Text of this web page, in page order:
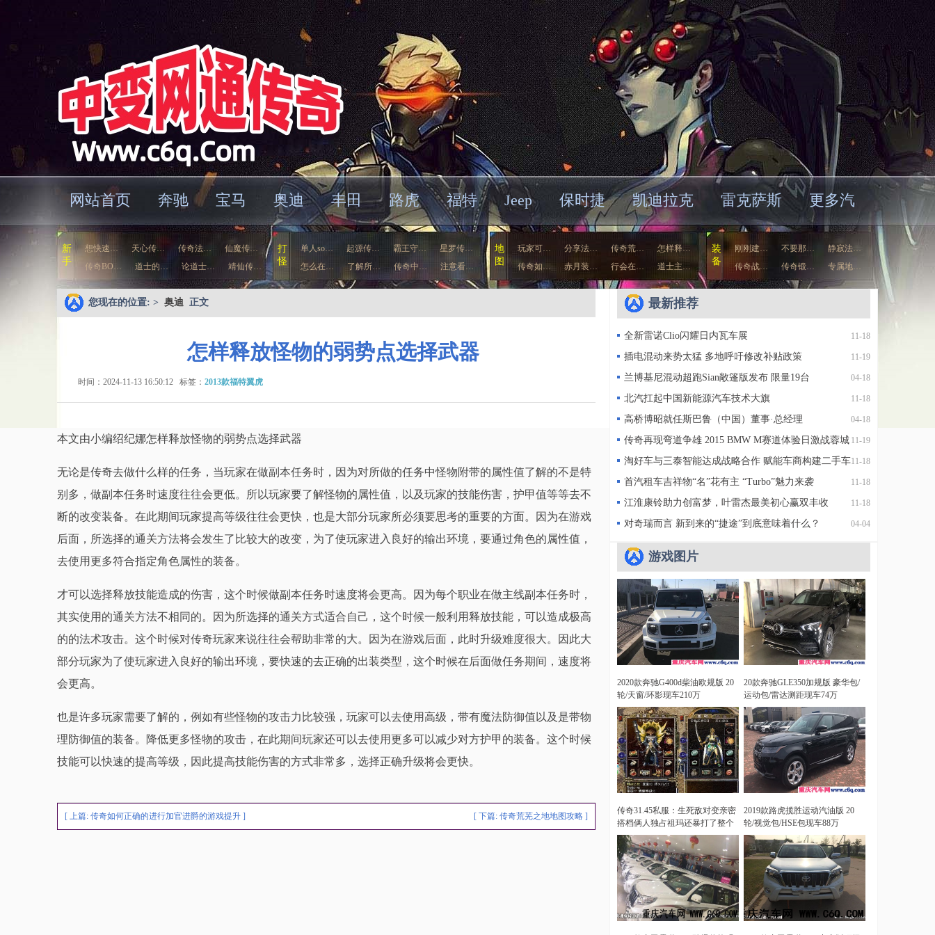
网站首页 奔驰 宝马 奥迪 丰田 路虎 福特 Jeep 保时捷 凯迪拉克 雷克萨斯 更多汽
车
新
手
想快速… 天心传… 传奇法…
仙魔传…
传奇BO…
道士的… 论道士… 靖仙传…
打
怪
单人so… 起源传… 霸王守…
星罗传…
怎么在…
了解所… 传奇中… 注意看…
地
图
玩家可… 分享法… 传奇荒…
怎样释…
传奇如…
赤月装… 行会在… 道士主…
装
备
刚刚建… 不要那…
静寂法…
传奇战…
传奇锻…
专属地…
传奇游…
幻想之…
您现在的位置: > 奥迪 正文
怎样释放怪物的弱势点选择武器
时间：2024-11-13 16:50:12 标签： 2013款福特翼虎
本文由小编绍纪娜怎样释放怪物的弱势点选择武器
无论是传奇去做什么样的任务，当玩家在做副本任务时，因为对所做的任务中怪物附带的属性值了解的不是特
别多，做副本任务时速度往往会更低。所以玩家要了解怪物的属性值，以及玩家的技能伤害，护甲值等等去不
断的改变装备。在此期间玩家提高等级往往会更快，也是大部分玩家所必须要思考的重要的方面。因为在游戏
后面，所选择的通关方法将会发生了比较大的改变，为了使玩家进入良好的输出环境，要通过角色的属性值，
去使用更多符合指定角色属性的装备。
才可以选择释放技能造成的伤害，这个时候做副本任务时速度将会更高。因为每个职业在做主线副本任务时，
其实使用的通关方法不相同的。因为所选择的通关方式适合自己，这个时候一般利用释放技能，可以造成极高
的的法术攻击。这个时候对传奇玩家来说往往会帮助非常的大。因为在游戏后面，此时升级难度很大。因此大
部分玩家为了使玩家进入良好的输出环境，要快速的去正确的出装类型，这个时候在后面做任务期间，速度将
会更高。
也是许多玩家需要了解的，例如有些怪物的攻击力比较强，玩家可以去使用高级，带有魔法防御值以及是带物
理防御值的装备。降低更多怪物的攻击，在此期间玩家还可以去使用更多可以减少对方护甲的装备。这个时候
技能可以快速的提高等级，因此提高技能伤害的方式非常多，选择正确升级将会更快。
[ 上篇: 传奇如何正确的进行加官进爵的游戏提升 ] [ 下篇: 传奇荒芜之地地图攻略 ]
最新推荐
11-18
全新雷诺Clio闪耀日内瓦车展
11-19
插电混动来势太猛 多地呼吁修改补贴政策
04-18
兰博基尼混动超跑Sian敞篷版发布 限量19台
11-18
北汽扛起中国新能源汽车技术大旗
04-18
高桥博昭就任斯巴鲁（中国）董事·总经理
11-19
传奇再现弯道争雄 2015 BMW M赛道体验日激战蓉城
11-18
淘好车与三泰智能达成战略合作 赋能车商构建二手车
新零售供应链体系
11-18
首汽租车吉祥物“名”花有主 “Turbo”魅力来袭
11-18
江淮康铃助力创富梦，叶雷杰最美初心赢双丰收
04-04
对奇瑞而言 新到来的“捷途”到底意味着什么？
游戏图片
2020款奔驰G400d柴油欧规版 20
轮/天窗/环影现车210万
20款奔驰GLE350加规版 豪华包/
运动包/雷达测距现车74万
传奇31.45私服：生死敌对变亲密
搭档俩人独占祖玛还暴打了整个
行会
2019款路虎揽胜运动汽油版 20
轮/视觉包/HSE包现车88万